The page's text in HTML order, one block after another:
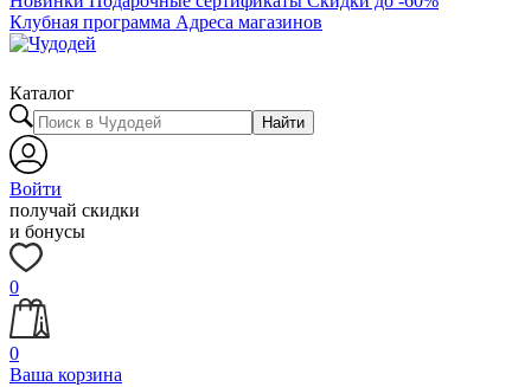
Клубная программа Адреса магазинов
Каталог
Найти
Войти
получай скидки
и бонусы
0
0
Ваша корзина